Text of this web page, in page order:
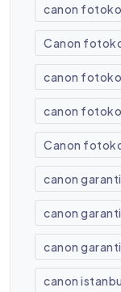
canon
Canon
canon
canon
Canon
canon
canon
canon
canon